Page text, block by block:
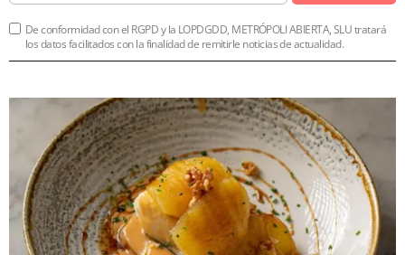
De conformidad con el RGPD y la LOPDGDD, METRÓPOLI ABIERTA, SLU tratará
los datos facilitados con la finalidad de remitirle noticias de actualidad.